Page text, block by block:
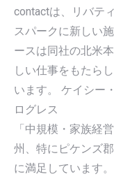
contactは、リバテ
スパークに新しい
ースは同社の北米
しい仕事をもたら
います。 ケイシー
ログレス
「中規模・家族経
州、特にピケンズ
に満足しています